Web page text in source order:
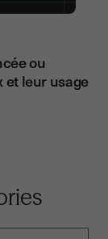
ou
et leur usage